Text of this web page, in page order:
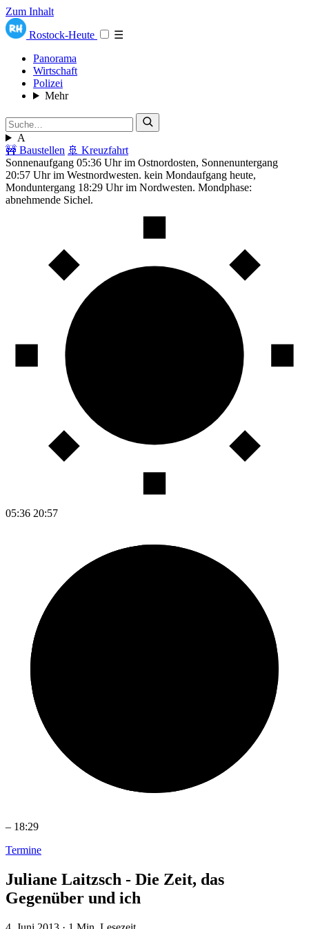
Zum Inhalt
Rostock-Heute
☰
Panorama
Wirtschaft
Polizei
Mehr
A
🚧 Baustellen 🚢 Kreuzfahrt
Sonnenaufgang 05:36 Uhr im Ostnordosten, Sonnenuntergang
20:57 Uhr im Westnordwesten. kein Mondaufgang heute,
Monduntergang 18:29 Uhr im Nordwesten. Mondphase:
abnehmende Sichel.
05:36 20:57
– 18:29
Termine
Juliane Laitzsch - Die Zeit, das
Gegenüber und ich